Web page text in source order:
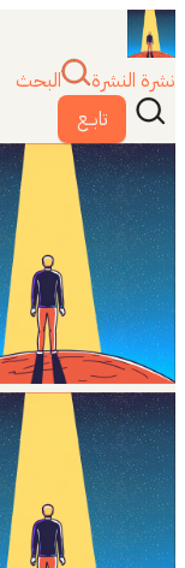
نشرة النشرة
البحث
تابــع